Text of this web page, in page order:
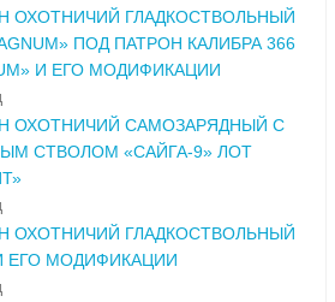
ОХОТНИЧИЙ ГЛАДКОСТВОЛЬНЫЙ
ПОД ПАТРОН КАЛИБРА 366
И ЕГО МОДИФИКАЦИИ
ОХОТНИЧИЙ САМОЗАРЯДНЫЙ С
СТВОЛОМ «САЙГА-9» ЛОТ
ОХОТНИЧИЙ ГЛАДКОСТВОЛЬНЫЙ
ЕГО МОДИФИКАЦИИ